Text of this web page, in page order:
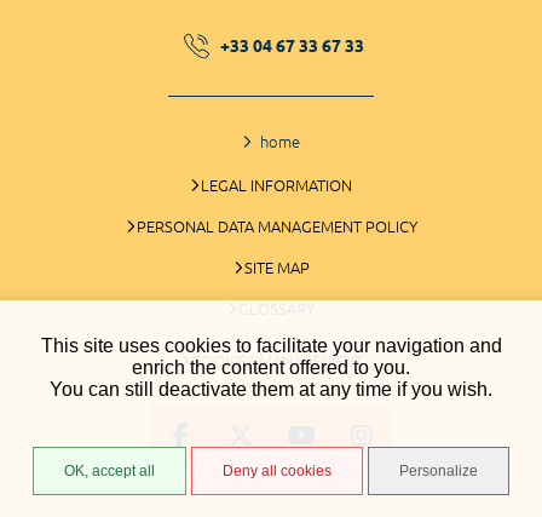
This site uses cookies to facilitate your navigation and
enrich the content offered to you.
You can still deactivate them at any time if you wish.
OK, accept all Deny all cookies Personalize
+33 04 67 33 67 33
home
LEGAL INFORMATION
PERSONAL DATA MANAGEMENT POLICY
SITE MAP
GLOSSARY
COOKIES MANAGEMENT